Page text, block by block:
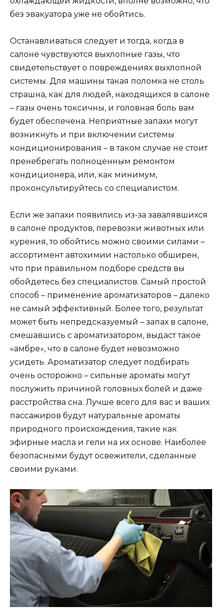
без эвакуатора уже не обойтись.
Останавливаться следует и тогда, когда в
салоне чувствуются выхлопные газы, что
свидетельствует о повреждениях выхлопной
системы. Для машины такая поломка не столь
страшна, как для людей, находящихся в салоне
– газы очень токсичны, и головная боль вам
будет обеспечена. Неприятные запахи могут
возникнуть и при включении системы
кондиционирования – в таком случае не стоит
пренебрегать полноценным ремонтом
кондиционера, или, как минимум,
проконсультируйтесь со специалистом.
Если же запахи появились из-за завалявшихся
в салоне продуктов, перевозки животных или
курения, то обойтись можно своими силами –
ассортимент автохимии настолько обширен,
что при правильном подборе средств вы
обойдетесь без специалистов. Самый простой
способ – применение ароматизаторов – далеко
не самый эффективный. Более того, результат
может быть непредсказуемый – запах в салоне,
смешавшись с ароматизатором, выдаст такое
«амбре», что в салоне будет невозможно
усидеть. Ароматизатор следует подбирать
очень осторожно – сильные ароматы могут
послужить причиной головных болей и даже
расстройства сна. Лучше всего для вас и ваших
пассажиров будут натуральные ароматы
природного происхождения, такие как
эфирные масла и гели на их основе. Наиболее
безопасными будут освежители, сделанные
своими руками.